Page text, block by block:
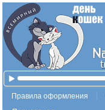
Правила оформления